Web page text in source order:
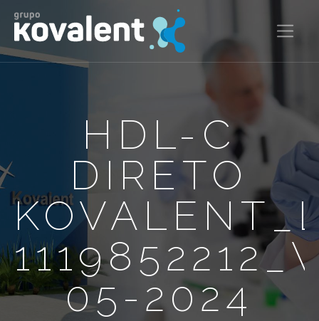
HDL-C
DIRETO
05-2024